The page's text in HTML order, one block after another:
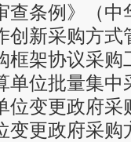
查条例》（
创新采购方
框架协议采
单位批量集
位变更政府
变更政府采